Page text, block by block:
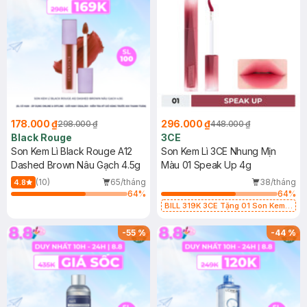
178.000 ₫298.000 ₫
Black Rouge
Son Kem Lì Black Rouge A12
Dashed Brown Nâu Gạch 4.5g
4.8 (10)
65/tháng
64%
296.000 ₫448.000 ₫
3CE
Son Kem Lì 3CE Nhung Mịn
Màu 01 Speak Up 4g
38/tháng
64%
BILL 319K 3CE Tặng 01 Son Kem
1.5g (SL có hạn)
-55% -44%